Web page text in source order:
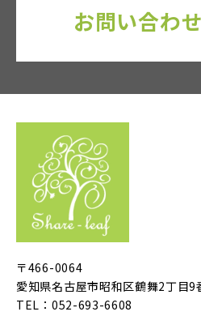
お問い合わ
〒466-0064
愛知県名古屋市昭和区鶴舞2丁目9
TEL：052-693-6608